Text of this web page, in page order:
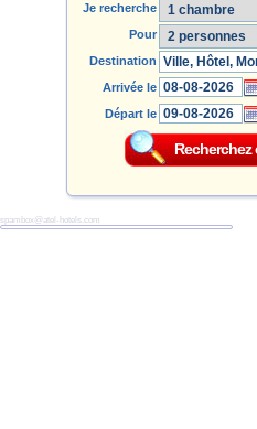
Je recherche
Pour
Destination
Arrivée le
Départ le
spambox@atel-hotels.com